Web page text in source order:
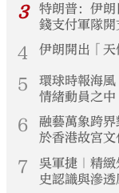
3
特朗普：伊
錢支付軍隊開
4 伊朗開出「
5
環球時報海
情緒動員之中
6
融藝萬象跨
於香港故宮
7
吳軍捷｜精
史認識與滲透